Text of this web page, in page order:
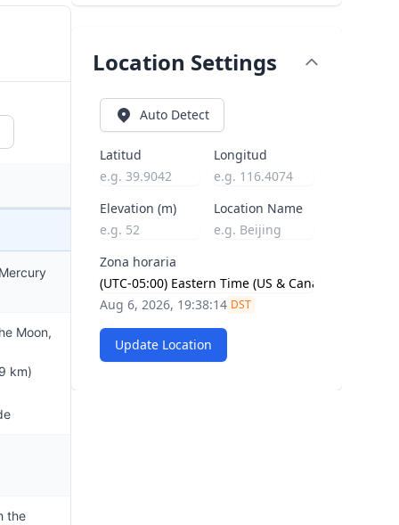
Moon,
km)
the
Location Settings
Auto Detect
Latitud Longitud
Elevation (m) Location Name
Zona horaria
Aug 6, 2026, 19:38:15 DST
Update Location